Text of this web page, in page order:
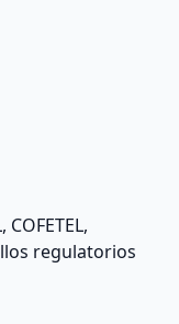
regulatorios